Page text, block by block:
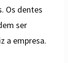
Os dentes
ser
a empresa.